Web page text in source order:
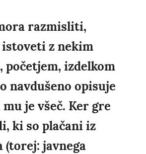
razmisliti,
istoveti z nekim
početjem, izdelkom
navdušeno opisuje
je všeč. Ker gre
ki so plačani iz
(torej: javnega